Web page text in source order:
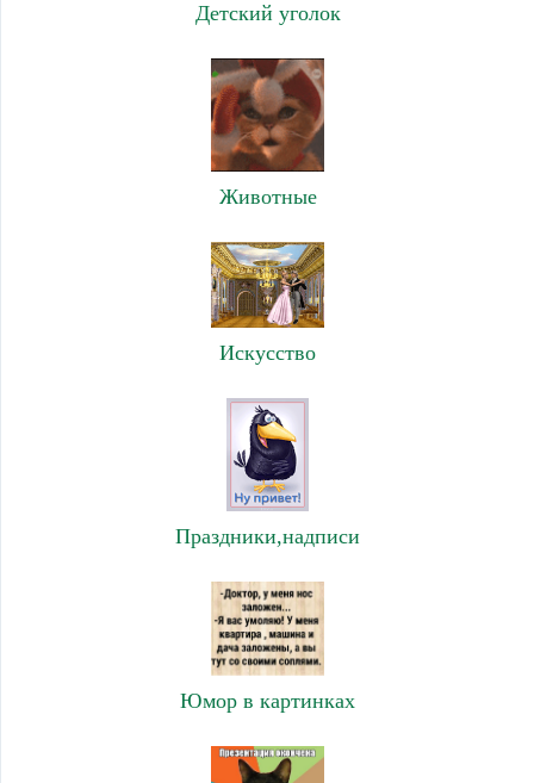
Детский уголок
Животные
Искусство
Праздники,надписи
Юмор в картинках